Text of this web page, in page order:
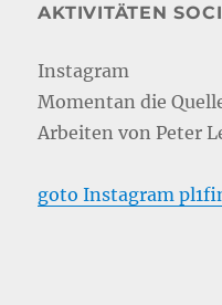
AKTIVITÄTEN
Instagram
Momentan die
Arbeiten von Peter
goto Instagram